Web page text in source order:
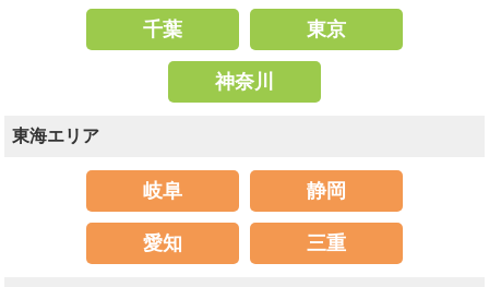
千葉 東京
神奈川
東海エリア
岐阜 静岡
愛知 三重